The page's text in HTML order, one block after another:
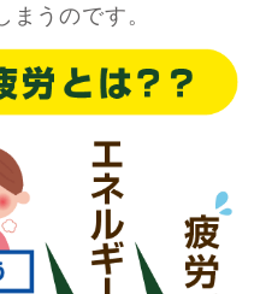
うのです。